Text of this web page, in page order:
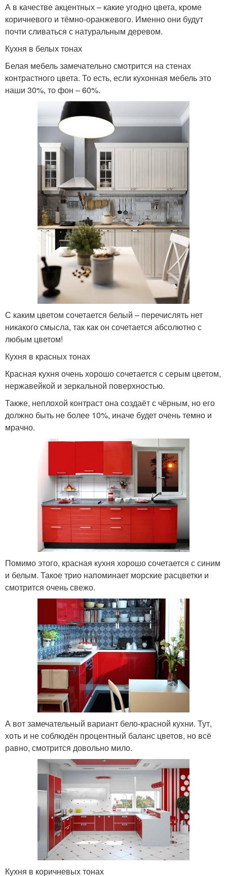
А в качестве акцентных – какие угодно цвета, кроме
коричневого и тёмно-оранжевого. Именно они будут
почти сливаться с натуральным деревом.
Кухня в белых тонах
Белая мебель замечательно смотрится на стенах
контрастного цвета. То есть, если кухонная мебель это
наши 30%, то фон – 60%.
С каким цветом сочетается белый – перечислять нет
никакого смысла, так как он сочетается абсолютно с
любым цветом!
Кухня в красных тонах
Красная кухня очень хорошо сочетается с серым цветом,
нержавейкой и зеркальной поверхностью.
Также, неплохой контраст она создаёт с чёрным, но его
должно быть не более 10%, иначе будет очень темно и
мрачно.
Помимо этого, красная кухня хорошо сочетается с синим
и белым. Такое трио напоминает морские расцветки и
смотрится очень свежо.
А вот замечательный вариант бело-красной кухни. Тут,
хоть и не соблюдён процентный баланс цветов, но всё
равно, смотрится довольно мило.
Кухня в коричневых тонах